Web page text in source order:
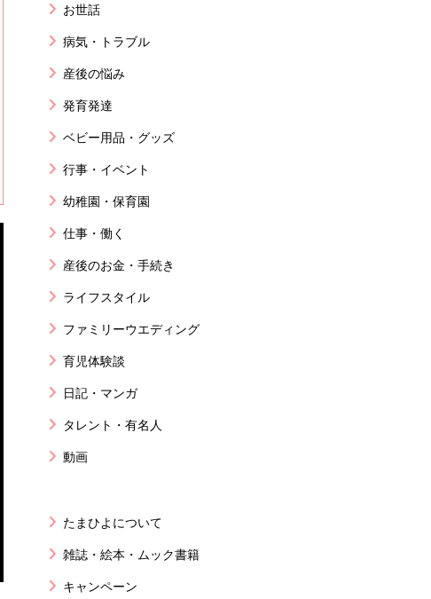
お世話
病気・トラブル
産後の悩み
発育発達
ベビー用品・グッズ
行事・イベント
幼稚園・保育園
仕事・働く
産後のお金・手続き
ライフスタイル
ファミリーウエディング
育児体験談
日記・マンガ
タレント・有名人
動画
たまひよについて
雑誌・絵本・ムック書籍
キャンペーン